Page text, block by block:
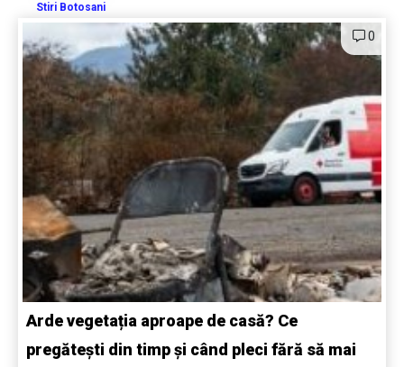
Stiri Botosani
0
Arde vegetația aproape de casă? Ce
pregătești din timp și când pleci fără să mai